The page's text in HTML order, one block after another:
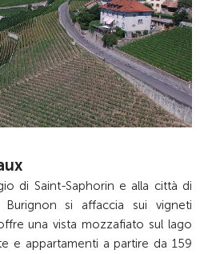
di Saint-Saphorin e alla città di
si affaccia sui vigneti
una vista mozzafiato sul lago
e appartamenti a partire da 159